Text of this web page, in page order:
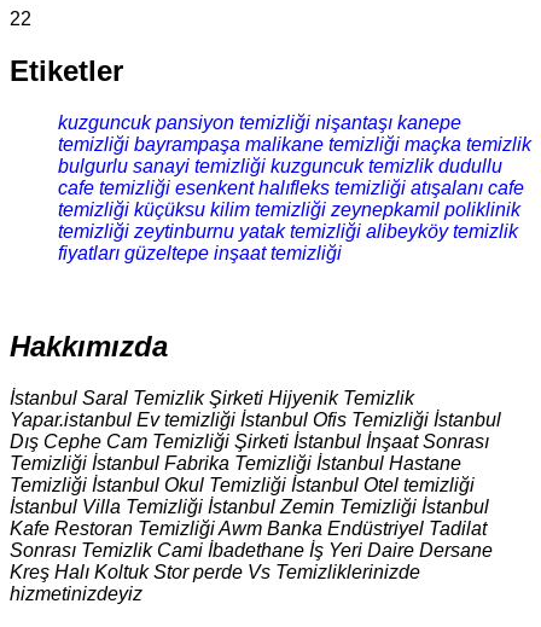
22
Etiketler
kuzguncuk pansiyon temizliği nişantaşı kanepe
temizliği bayrampaşa malikane temizliği maçka temizlik
bulgurlu sanayi temizliği kuzguncuk temizlik dudullu
cafe temizliği esenkent halıfleks temizliği atışalanı cafe
temizliği küçüksu kilim temizliği zeynepkamil poliklinik
temizliği zeytinburnu yatak temizliği alibeyköy temizlik
fiyatları güzeltepe inşaat temizliği
Hakkımızda
İstanbul Saral Temizlik Şirketi Hijyenik Temizlik
Yapar.istanbul Ev temizliği İstanbul Ofis Temizliği İstanbul
Dış Cephe Cam Temizliği Şirketi İstanbul İnşaat Sonrası
Temizliği İstanbul Fabrika Temizliği İstanbul Hastane
Temizliği İstanbul Okul Temizliği İstanbul Otel temizliği
İstanbul Villa Temizliği İstanbul Zemin Temizliği İstanbul
Kafe Restoran Temizliği Awm Banka Endüstriyel Tadilat
Sonrası Temizlik Cami İbadethane İş Yeri Daire Dersane
Kreş Halı Koltuk Stor perde Vs Temizliklerinizde
hizmetinizdeyiz